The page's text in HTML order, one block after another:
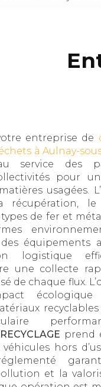
entreprise de
à Aulnay-
service des
pour
usagées.
récupération,
de fer et
équipements
logistique
une collecte
de chaque flux.
prend
hors
et la